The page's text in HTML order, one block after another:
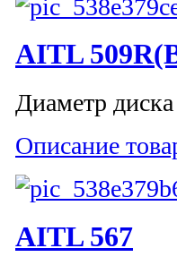
AITL
Диаметр
Описание
AITL 567